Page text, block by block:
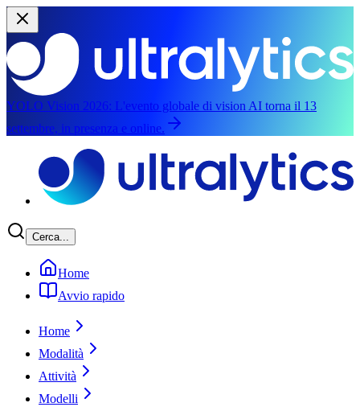
YOLO Vision 2026: L'evento globale di vision AI torna il 13
settembre, in presenza e online.
Cerca...
Home
Avvio rapido
Home
Modalità
Attività
Modelli